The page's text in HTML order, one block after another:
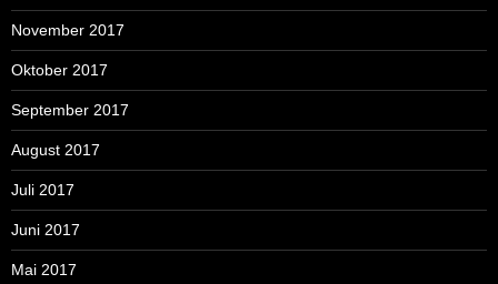
November 2017
Oktober 2017
September 2017
August 2017
Juli 2017
Juni 2017
Mai 2017